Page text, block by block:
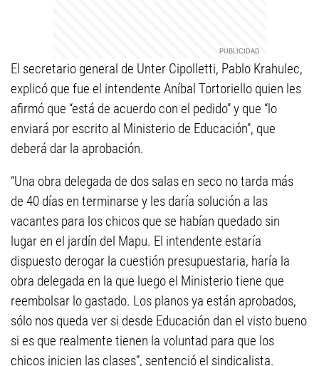
El secretario general de Unter Cipolletti, Pablo Krahulec,
explicó que fue el intendente Aníbal Tortoriello quien les
afirmó que “está de acuerdo con el pedido” y que “lo
enviará por escrito al Ministerio de Educación”, que
deberá dar la aprobación.
“Una obra delegada de dos salas en seco no tarda más
de 40 días en terminarse y les daría solución a las
vacantes para los chicos que se habían quedado sin
lugar en el jardín del Mapu. El intendente estaría
dispuesto derogar la cuestión presupuestaria, haría la
obra delegada en la que luego el Ministerio tiene que
reembolsar lo gastado. Los planos ya están aprobados,
sólo nos queda ver si desde Educación dan el visto bueno
si es que realmente tienen la voluntad para que los
chicos inicien las clases”, sentenció el sindicalista.